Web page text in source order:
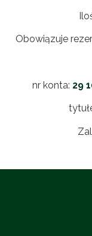
Obowiązuje
nr konta: 29